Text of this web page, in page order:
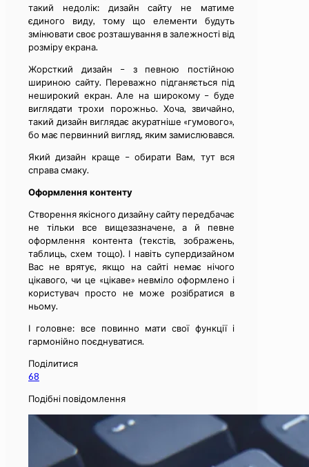
такий недолік: дизайн сайту не матиме
єдиного виду, тому що елементи будуть
змінювати своє розташування в залежності від
розміру екрана.
Жорсткий дизайн – з певною постійною
шириною сайту. Переважно підганяється під
неширокий екран. Але на широкому – буде
виглядати трохи порожньо. Хоча, звичайно,
такий дизайн виглядає акуратніше «гумового»,
бо має первинний вигляд, яким замислювався.
Який дизайн краще – обирати Вам, тут вся
справа смаку.
Оформлення контенту
Створення якісного дизайну сайту передбачає
не тільки все вищезазначене, а й певне
оформлення контента (текстів, зображень,
таблиць, схем тощо). І навіть супердизайном
Вас не врятує, якщо на сайті немає нічого
цікавого, чи це «цікаве» невміло оформлено і
користувач просто не може розібратися в
ньому.
І головне: все повинно мати свої функції і
гармонійно поєднуватися.
Поділитися
68
Подібні повідомлення